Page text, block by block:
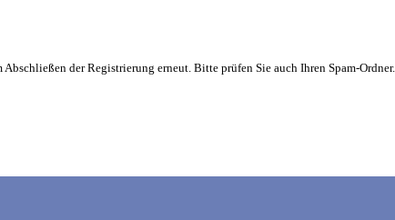
der Registrierung erneut. Bitte prüfen Sie auch Ihren Spam-Ordner.